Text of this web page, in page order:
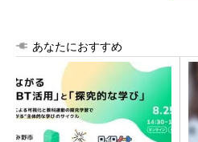
あなたにおすすめ